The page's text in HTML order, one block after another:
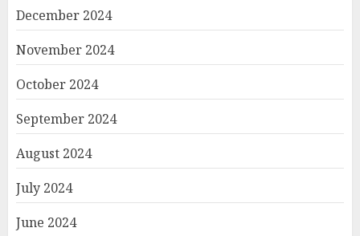
December 2024
November 2024
October 2024
September 2024
August 2024
July 2024
June 2024